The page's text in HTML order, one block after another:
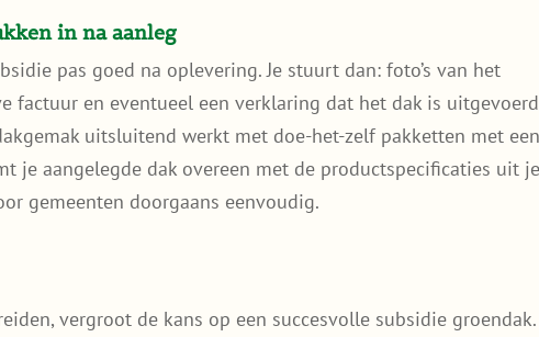
in na aanleg
pas goed na oplevering. Je stuurt dan: foto’s van het
factuur en eventueel een verklaring dat het dak is uitgevoerd
uitsluitend werkt met doe-het-zelf pakketten met
je aangelegde dak overeen met de productspecificaties uit
gemeenten doorgaans eenvoudig.
vergroot de kans op een succesvolle subsidie groendak.